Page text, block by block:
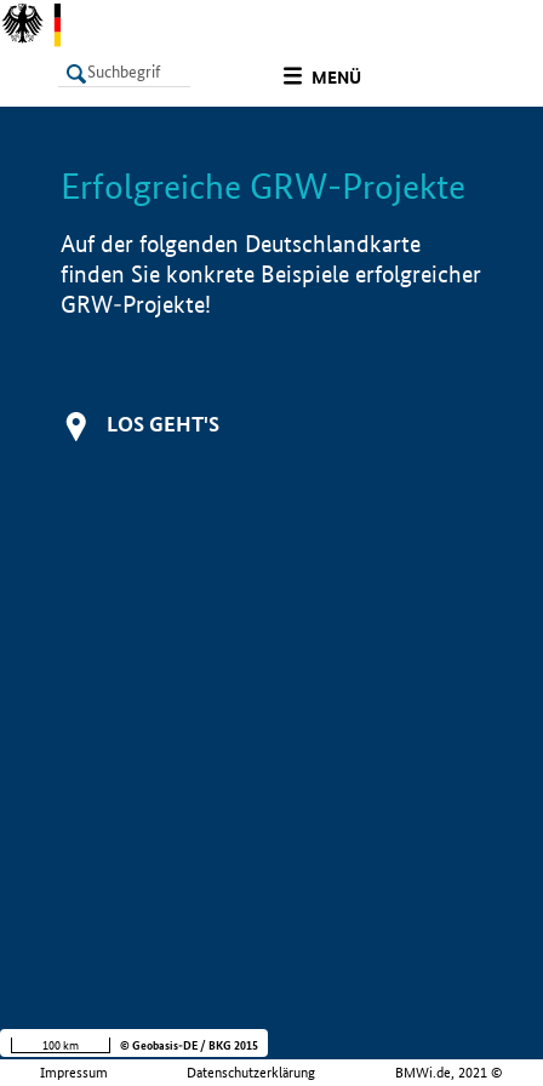
MENÜ
LISTE Info
Erfolgreiche GRW-Projekte
Auf der folgenden Deutschlandkarte
finden Sie konkrete Beispiele erfolgreicher
GRW-Projekte!
LOS GEHT'S
Impressum Datenschutzerklärung BMWi.de, 2021 ©
100 km © Geobasis-DE / BKG 2015